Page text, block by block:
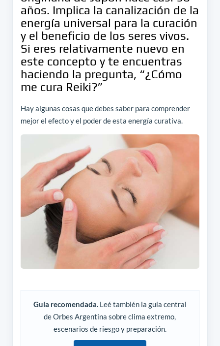
años. Implica la canalización de la
energía universal para la curación
y el beneficio de los seres vivos.
Si eres relativamente nuevo en
este concepto y te encuentras
haciendo la pregunta, “¿Cómo
me cura Reiki?”
Hay algunas cosas que debes saber para comprender
mejor el efecto y el poder de esta energía curativa.
Guía recomendada.Leé también la guía central
de Orbes Argentina sobre clima extremo,
escenarios de riesgo y preparación.